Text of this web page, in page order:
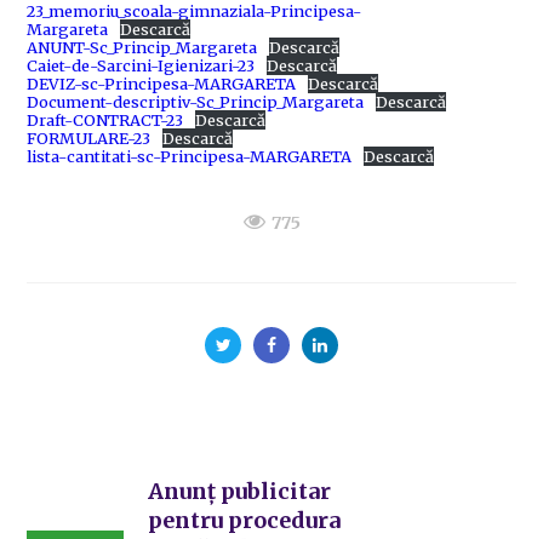
23_memoriu_scoala-gimnaziala-Principesa-
Margareta
Descarcă
ANUNT-Sc_Princip_Margareta
Descarcă
Caiet-de-Sarcini-Igienizari-23
Descarcă
DEVIZ-sc-Principesa-MARGARETA
Descarcă
Document-descriptiv-Sc_Princip_Margareta
Descarcă
Draft-CONTRACT-23
Descarcă
FORMULARE-23
Descarcă
lista-cantitati-sc-Principesa-MARGARETA
Descarcă
775
Anunț publicitar
pentru procedura